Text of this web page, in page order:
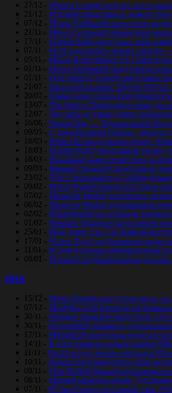
27/12 - #Ринго Старр# получит титул
21/12 - #Сплин# представили новый
07/12 - #Franz Ferdinand# выпустили
21/11 - #Ноэл Галлахер# обнародовал
17/11 - #Linkin Park# выпускает лайв-
07/11 - #U2# поделились новым синглом
05/11 - #Black Rebel Motorcycle Club#
01/11 - #Franz Ferdinand# представили
01/11 - #The Spirit of Tengri# представил
21/07 - Иранский колорит. Группа NIYAZ
20/07 - Новый клип Linkin Park появился в
13/07 - The Spirit of Tengri представит два
12/07 - The Spirit of Astana станет
16/06 - Nomad Way — Музыкальный
09/05 - С днем Великой Победы, дорогие
18/03 - Blink-182 представили песню
18/03 - #Linkin Park# представили песню
18/03 - #Kasabian# выпустили сингл и
09/03 - #Imagine Dragons# представила
23/02 - #The Chainsmokers и Coldplay#
09/02 - #Deep Purple# выпустили мини-
07/02 - #Depeche Mode# поделились
06/02 - #Depeche Mode# опубликоавли
02/02 - #Nickelback# представили
01/02 - #Imagine Dragons# представили
25/01 - #Рэй Дэвис (экс The Kinks)#
17/01 - #Green Day# опубликовали видео
11/01 - #Стинг# показал анимационный
09/01 - #Сплин# опубликовали
2016
15/12 - #Deep Purple# выпустили видео на
07/12 - #Red Hot Chili Peppers#
30/11 - #Imagine Dragons# выпустили
30/11 - #Aerosmith# объявили о
17/11 - #Metallica# выпустили видео на
14/11 - В сети появился новый альбом
11/11 - На 83-м году жизни скончался
10/11 - #Green Day# выпустили клип на
09/11 - #The Rolling Stones#
08/11 - #Пинк# перепела песню The
07/11 - #Стинг# выпустил новый трек